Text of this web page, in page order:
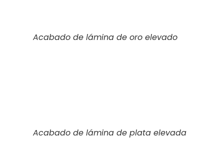
Acabado de lámina de oro elevado
Acabado de lámina de plata elevada